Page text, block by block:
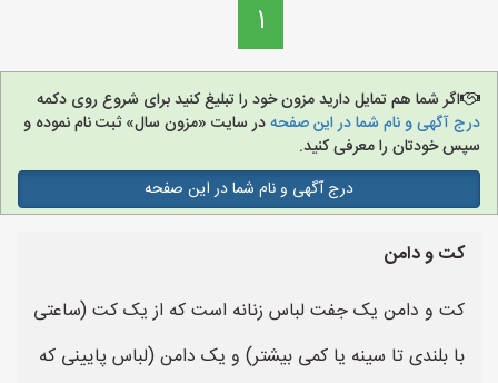
1
اگر شما هم تمایل دارید مزون خود را تبلیغ کنید برای شروع روی دکمه
درج آگهی و نام شما در این صفحهدر سایت «مزون سال» ثبت نام نموده و
سپس خودتان را معرفی کنید.
درج آگهی و نام شما در این صفحه
کت و دامن
کت و دامن یک جفت لباس زنانه است که از یک کت (ساعتی
با بلندی تا سینه یا کمی بیشتر) و یک دامن (لباس پایینی که